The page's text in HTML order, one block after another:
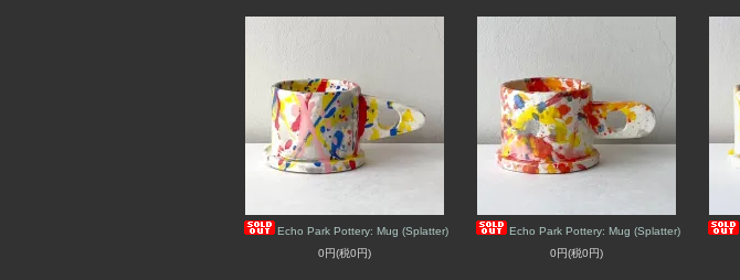
Echo Park Pottery: Mug (Splatter)
0円(税0円)
Echo Park Pottery: Mug (Splatter)
0円(税0円)